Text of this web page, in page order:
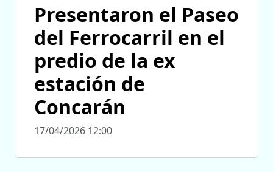
Presentaron el Paseo
del Ferrocarril en el
predio de la ex
estación de
Concarán
17/04/2026 12:00